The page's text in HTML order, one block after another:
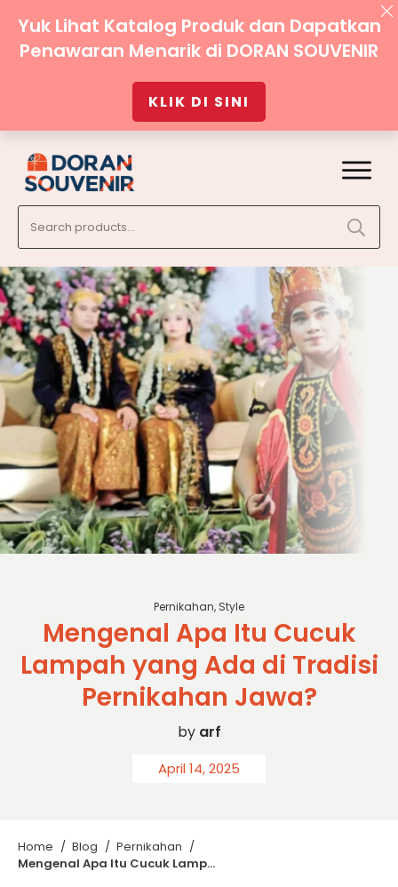
for:
Pernikahan, Style
Mengenal Apa Itu Cucuk
Lampah yang Ada di Tradisi
Pernikahan Jawa?
by arf
April 14, 2025
Home / Blog / Pernikahan /
Mengenal Apa Itu Cucuk Lampah yang Ada di Tradisi Pernikahan Jawa?
Yuk Lihat Katalog Produk dan Dapatkan
Penawaran Menarik di DORAN SOUVENIR
KLIK DI SINI